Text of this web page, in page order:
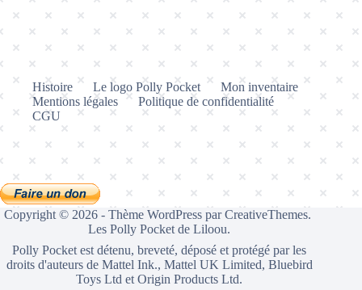
Histoire Le logo Polly Pocket
Mon inventaire
Mentions légales
Politique de confidentialité
CGU
Copyright © 2026 - Thème WordPress parCreativeThemes.
Les Polly Pocket de Liloou.
Polly Pocket est détenu, breveté, déposé et protégé par les
droits d'auteurs de Mattel Ink., Mattel UK Limited, Bluebird
Toys Ltd et Origin Products Ltd.